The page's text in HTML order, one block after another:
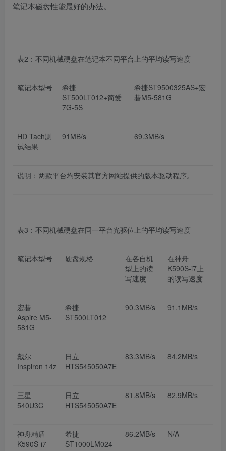
笔记本磁盘性能最好的办法。
表2 ：不同机械硬盘在笔记本不同平台上的平均读写速度
笔记本型号
希捷
ST500LT012+简爱
7G-5S
希捷ST9500325AS+宏
碁M5-581G
HD Tach测
试结果
91MB/s 69.3MB/s
说明：两款平台均安装其官方网站提供的版本驱动程序。
表3 ：不同机械硬盘在同一平台光驱位上的平均读写速度
笔记本型号 硬盘规格
在各自机
型上的读
写速度
在神舟
K590S-i7 上
的读写速度
宏碁
Aspire M5-
581G
希捷
ST500LT012
90.3MB/s 91.1MB/s
戴尔
Inspiron 14z
日立
HTS545050A7E
83.3MB/s 84.2MB/s
三星
540U3C
日立
HTS545050A7E
81.8MB/s 82.9MB/s
神舟精盾
K590S-i7
希捷
ST1000LM024
86.2MB/s N/A